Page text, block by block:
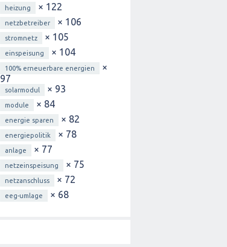
heizung × 122
netzbetreiber × 106
stromnetz × 105
einspeisung × 104
100% erneuerbare energien
×
97
solarmodul × 93
module × 84
energie sparen × 82
energiepolitik × 78
anlage × 77
netzeinspeisung × 75
netzanschluss × 72
eeg-umlage × 68